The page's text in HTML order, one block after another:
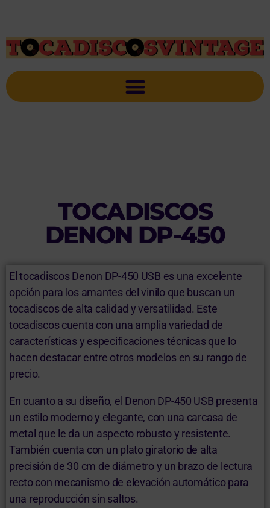
TOCADISCOS
DENON DP-450
El tocadiscos Denon DP-450 USB es una excelente
opción para los amantes del vinilo que buscan un
tocadiscos de alta calidad y versatilidad. Este
tocadiscos cuenta con una amplia variedad de
características y especificaciones técnicas que lo
hacen destacar entre otros modelos en su rango de
precio.
En cuanto a su diseño, el Denon DP-450 USB presenta
un estilo moderno y elegante, con una carcasa de
metal que le da un aspecto robusto y resistente.
También cuenta con un plato giratorio de alta
precisión de 30 cm de diámetro y un brazo de lectura
recto con mecanismo de elevación automático para
una reproducción sin saltos.